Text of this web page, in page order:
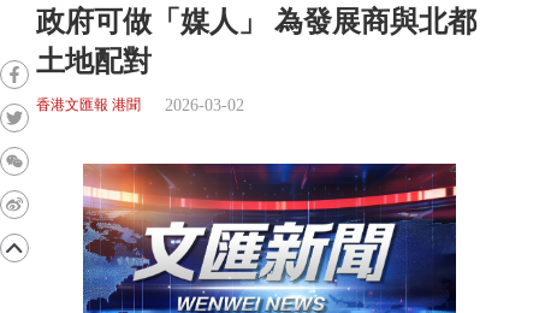
政府可做「媒人」 為發展商與北都
土地配對
香港文匯報 港聞 2026-03-02